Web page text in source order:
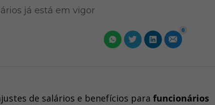
já está em vigor
0
de salários e benefícios para funcionários